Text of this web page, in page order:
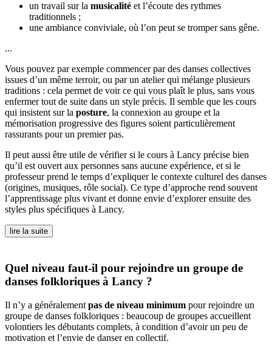
un travail sur la musicalité et l’écoute des rythmes
traditionnels ;
une ambiance conviviale, où l’on peut se tromper sans gêne.
...
Vous pouvez par exemple commencer par des danses collectives
issues d’un même terroir, ou par un atelier qui mélange plusieurs
traditions : cela permet de voir ce qui vous plaît le plus, sans vous
enfermer tout de suite dans un style précis. Il semble que les cours
qui insistent sur la posture, la connexion au groupe et la
mémorisation progressive des figures soient particulièrement
rassurants pour un premier pas.
Il peut aussi être utile de vérifier si le cours à Lancy précise bien
qu’il est ouvert aux personnes sans aucune expérience, et si le
professeur prend le temps d’expliquer le contexte culturel des danses
(origines, musiques, rôle social). Ce type d’approche rend souvent
l’apprentissage plus vivant et donne envie d’explorer ensuite des
styles plus spécifiques à Lancy.
lire la suite
Quel niveau faut-il pour rejoindre un groupe de
danses folkloriques à Lancy ?
Il n’y a généralement pas de niveau minimum pour rejoindre un
groupe de danses folkloriques : beaucoup de groupes accueillent
volontiers les débutants complets, à condition d’avoir un peu de
motivation et l’envie de danser en collectif.